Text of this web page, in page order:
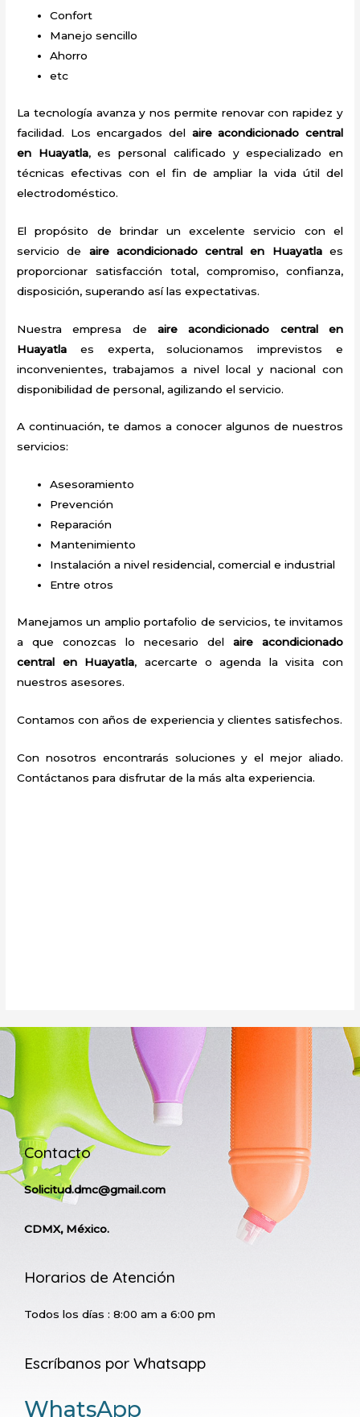
Confort
Manejo sencillo
Ahorro
etc
La tecnología avanza y nos permite renovar con rapidez y
facilidad. Los encargados del aire acondicionado central
en Huayatla, es personal calificado y especializado en
técnicas efectivas con el fin de ampliar la vida útil del
electrodoméstico.
El propósito de brindar un excelente servicio con el
servicio de aire acondicionado central en Huayatlaes
proporcionar satisfacción total, compromiso, confianza,
disposición, superando así las expectativas.
Nuestra empresa de aire acondicionado central en
Huayatla es experta, solucionamos imprevistos e
inconvenientes, trabajamos a nivel local y nacional con
disponibilidad de personal, agilizando el servicio.
A continuación, te damos a conocer algunos de nuestros
servicios:
Asesoramiento
Prevención
Reparación
Mantenimiento
Instalación a nivel residencial, comercial e industrial
Entre otros
Manejamos un amplio portafolio de servicios, te invitamos
a que conozcas lo necesario del aire acondicionado
central en Huayatla, acercarte o agenda la visita con
nuestros asesores.
Contamos con años de experiencia y clientes satisfechos.
Con nosotros encontrarás soluciones y el mejor aliado.
Contáctanos para disfrutar de la más alta experiencia.
Contacto
Solicitud.dmc@gmail.com
CDMX, México.
Horarios de Atención
Todos los días : 8:00 am a 6:00 pm
Escríbanos por Whatsapp
WhatsApp